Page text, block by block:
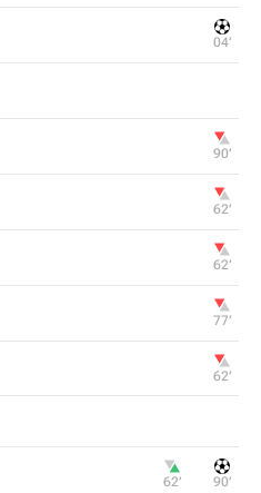
04‎’‎
90‎’‎
62‎’‎
62‎’‎
77‎’‎
62‎’‎
62‎’‎ 90‎’‎